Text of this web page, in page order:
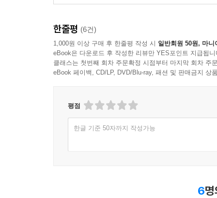
한줄평 (6건)
1,000원 이상 구매 후 한줄평 작성 시 일반회원 50원, 마니
eBook은 다운로드 후 작성한 리뷰만 YES포인트 지급됩니
클래스는 첫번째 회차 주문확정 시점부터 마지막 회차 주
eBook 페이백, CD/LP, DVD/Blu-ray, 패션 및 판매금지 상
평점
한글 기준 50자까지 작성가능
6